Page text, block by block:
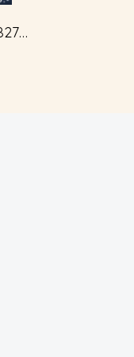
ของแต่งบ้าน กระจกรุ่น 827A สีทองโบราณ